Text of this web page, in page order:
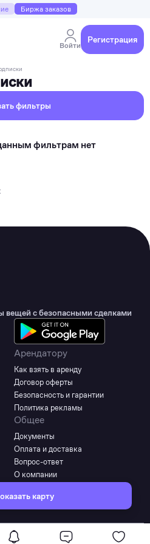
Биржа заказов
Войти
Регистрация
карту
фильтры
фильтрам нет
вещей с безопасными сделками
Арендатору
Как взять в аренду
Договор оферты
Безопасность и гарантии
Политика рекламы
Общее
Документы
Оплата и доставка
Вопрос-ответ
О компании